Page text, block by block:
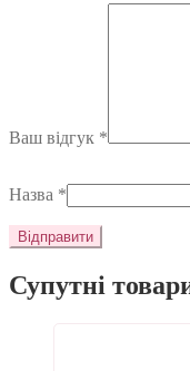
Ваш відгук *
Назва *
Супутні